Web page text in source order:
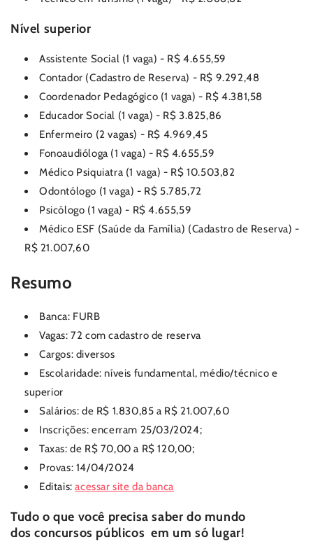
Nível superior
Assistente Social (1 vaga) - R$ 4.655,59
Contador (Cadastro de Reserva) - R$ 9.292,48
Coordenador Pedagógico (1 vaga) - R$ 4.381,58
Educador Social (1 vaga) - R$ 3.825,86
Enfermeiro (2 vagas) - R$ 4.969,45
Fonoaudióloga (1 vaga) - R$ 4.655,59
Médico Psiquiatra (1 vaga) - R$ 10.503,82
Odontólogo (1 vaga) - R$ 5.785,72
Psicólogo (1 vaga) - R$ 4.655,59
Médico ESF (Saúde da Família) (Cadastro de Reserva) -
R$ 21.007,60
Resumo
Banca: FURB
Vagas: 72 com cadastro de reserva
Cargos: diversos
Escolaridade: níveis fundamental, médio/técnico e
superior
Salários: de R$ 1.830,85 a R$ 21.007,60
Inscrições: encerram 25/03/2024;
Taxas: de R$ 70,00 a R$ 120,00;
Provas: 14/04/2024
Editais:acessar site da banca
Tudo o que você precisa saber do mundo
dos concursos públicos em um só lugar!